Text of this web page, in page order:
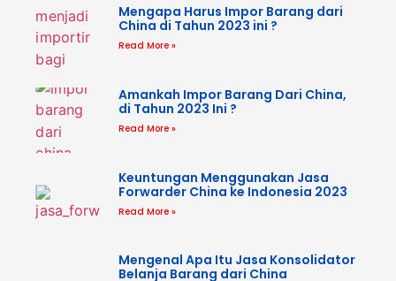
Mengapa Harus Impor Barang dari
China di Tahun 2023 ini ?
Read More »
Amankah Impor Barang Dari China,
di Tahun 2023 Ini ?
Read More »
Keuntungan Menggunakan Jasa
Forwarder China ke Indonesia 2023
Read More »
Mengenal Apa Itu Jasa Konsolidator
Belanja Barang dari China